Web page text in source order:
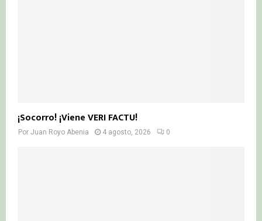
¡Socorro! ¡Viene VERI FACTU!
Por Juan Royo Abenia 4 agosto, 2026 0